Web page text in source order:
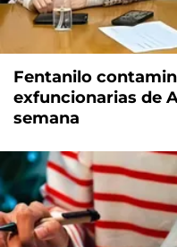
Fentanilo
exfuncionarias de
semana